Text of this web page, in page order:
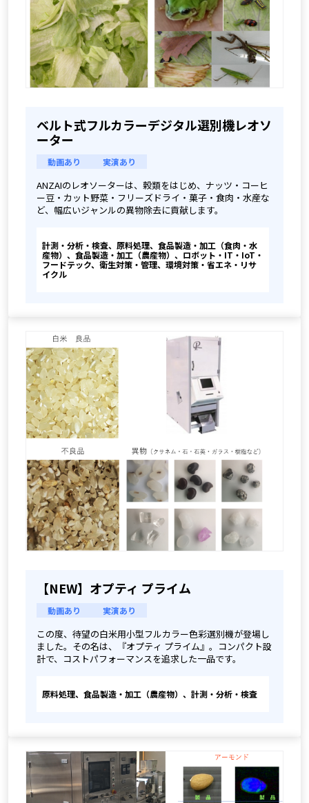
ベルト式フルカラーデジタル選別機レオソ
ーター
動画あり 実演あり
ANZAIのレオソーターは、穀類をはじめ、ナッツ・コーヒ
ー豆・カット野菜・フリーズドライ・菓子・食肉・水産な
ど、幅広いジャンルの異物除去に貢献します。
計測・分析・検査、原料処理、食品製造・加工（食肉・水
産物）、食品製造・加工（農産物）、ロボット・IT・IoT・
フードテック、衛生対策・管理、環境対策・省エネ・リサ
イクル
【NEW】オプティ プライム
動画あり 実演あり
この度、待望の白米用小型フルカラー色彩選別機が登場し
ました。その名は、『オプティ プライム』。コンパクト設
計で、コストパフォーマンスを追求した一品です。
原料処理、食品製造・加工（農産物）、計測・分析・検査